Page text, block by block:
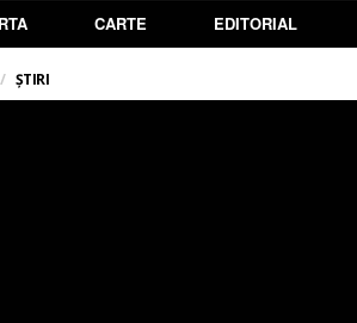
CARTE EDITORIAL
ȘTIRI